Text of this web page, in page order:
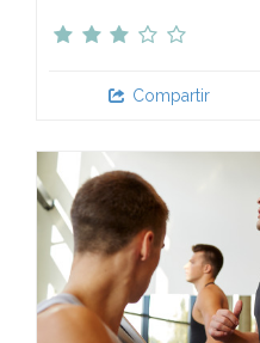
Compartir